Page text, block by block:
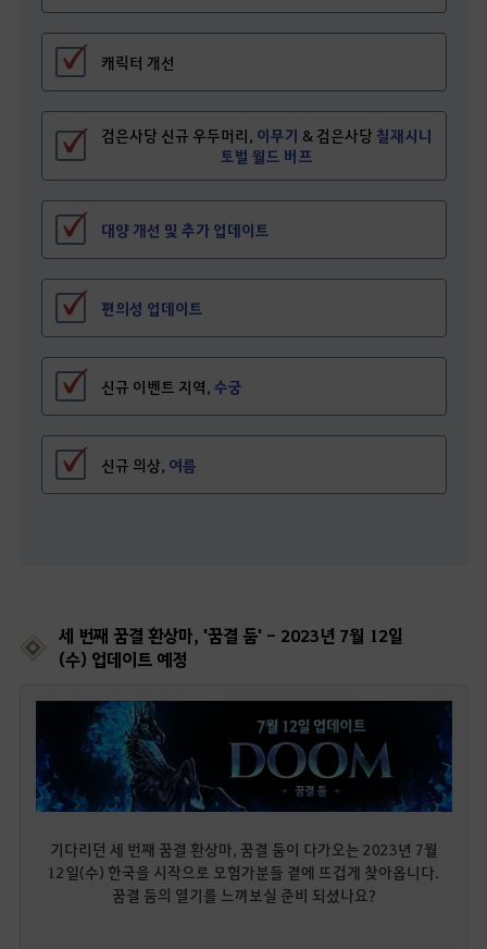
캐릭터 개선
검은사당 신규 우두머리, 이무기 & 검은사당 칠재시니
토벌 월드 버프
대양 개선 및 추가 업데이트
편의성 업데이트
신규 이벤트 지역, 수궁
신규 의상, 여름
세 번째 꿈결 환상마, '꿈결 둠' - 2023년 7월 12일
(수) 업데이트 예정
기다리던 세 번째 꿈결 환상마, 꿈결 둠이 다가오는 2023년 7월
12일(수) 한국을 시작으로 모험가분들 곁에 뜨겁게 찾아옵니다.
꿈결 둠의 열기를 느껴보실 준비 되셨나요?